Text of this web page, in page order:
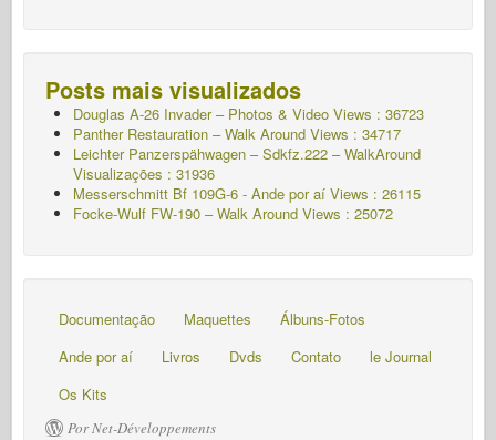
Posts mais visualizados
Douglas A-26 Invader – Photos & Video Views : 36723
Panther Restauration – Walk Around Views : 34717
Leichter Panzerspähwagen – Sdkfz.222 – WalkAround
Visualizações : 31936
Messerschmitt Bf 109G-6 - Ande por aí Views : 26115
Focke-Wulf FW-190 – Walk Around Views : 25072
Documentação Maquettes
Álbuns-Fotos
Ande por aí
Livros Dvds Contato
le Journal
Os Kits
Por Net-Développements